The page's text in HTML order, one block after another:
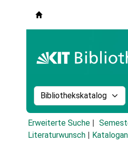
Suche im Katalog
Erweiterte Suche
Literaturwunsch